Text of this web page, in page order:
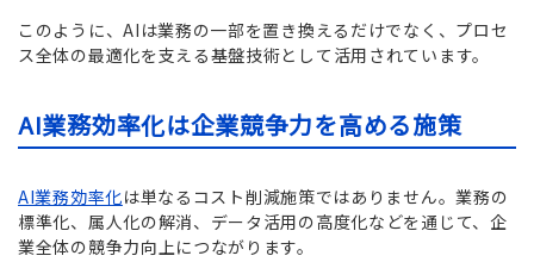
このように、AIは業務の一部を置き換えるだけでなく、プロセ
ス全体の最適化を支える基盤技術として活用されています。
AI業務効率化は企業競争力を高める施策
AI業務効率化は単なるコスト削減施策ではありません。業務の
標準化、属人化の解消、データ活用の高度化などを通じて、企
業全体の競争力向上につながります。